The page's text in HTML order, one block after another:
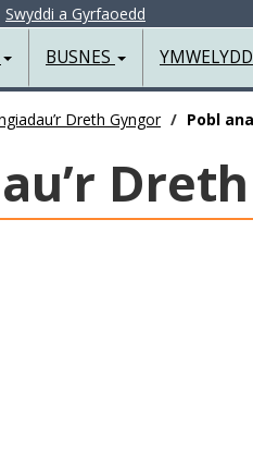
Swyddi a Gyrfaoedd
BUSNES YMWELYDD
Dreth Gyngor Pobl